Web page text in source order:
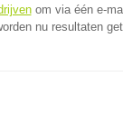
om via één e-
nu resultaten